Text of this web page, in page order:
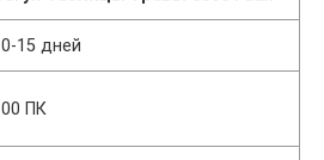
15 дней
ПК